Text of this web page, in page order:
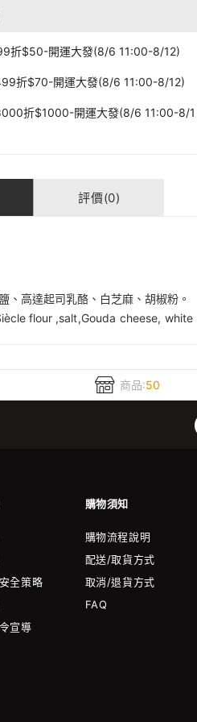
折$50-開運大發(8/6 11:00-8/12)
折$70-開運大發(8/6 11:00-8/12)
折$1000-開運大發(8/6 11:00-8/1
評價(0)
、高達起司乳酪、白芝麻、胡椒粉。
flour ,salt,Gouda cheese,
商品:50
購物須知
全策略
宣導
購物流程說明
配送/取貨方式
取消/退貨方式
FAQ